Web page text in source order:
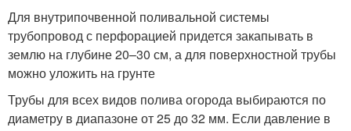
Для внутрипочвенной поливальной системы
трубопровод с перфорацией придется закапывать в
землю на глубине 20–30 см, а для поверхностной трубы
можно уложить на грунте
Трубы для всех видов полива огорода выбираются по
диаметру в диапазоне от 25 до 32 мм. Если давление в